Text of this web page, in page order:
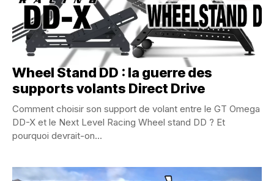
GT Omega DD-X ou Next Level Racing
Wheel Stand DD : la guerre des
supports volants Direct Drive
Comment choisir son support de volant entre le GT Omega
DD-X et le Next Level Racing Wheel stand DD ? Et
pourquoi devrait-on...